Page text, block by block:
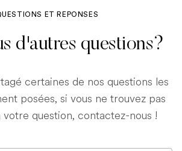
ET REPONSES
d'autres questions?
certaines de nos questions les
posées, si vous ne trouvez pas
question, contactez-nous !